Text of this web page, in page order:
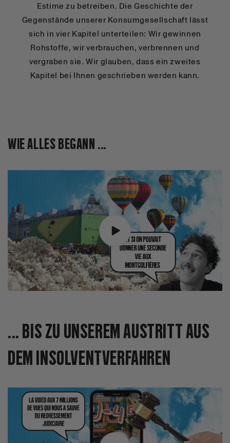
Estime zu betreiben. Die Geschichte der
Gegenstände unserer Konsumgesellschaft lässt
sich in vier Kapitel unterteilen: Wir gewinnen
Rohstoffe, wir verbrauchen, verbrennen und
vergraben sie. Wir glauben, dass ein zweites
Kapitel bei Ihnen geschrieben werden kann.
WIE ALLES BEGANN ...
... BIS ZU UNSEREM AUSTRITT AUS
DEM INSOLVENTVERFAHREN